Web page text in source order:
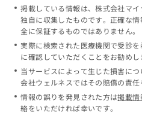
掲載している情報は、株式会社マ
独自に収集したものです。正確な
全に保証するものではありません。
実際に検索された医療機関で受診
に確認していただくことをお勧めし
当サービスによって生じた損害に
会社ウェルネスではその賠償の責任
情報の誤りを発見された方は掲載情
絡をいただければ幸いです。